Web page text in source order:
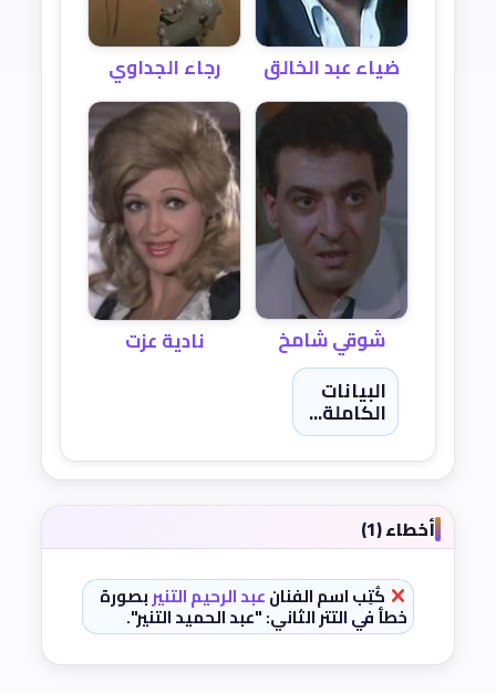
ضياء عبد الخالق رجاء الجداوي
شوقي شامخ
نادية عزت
البيانات
الكاملة...
أخطاء (1)
كُتِب اسم الفنانعبد الرحيم التنيربصورة
خطأ في التتر الثاني: "عبد الحميد التنير".